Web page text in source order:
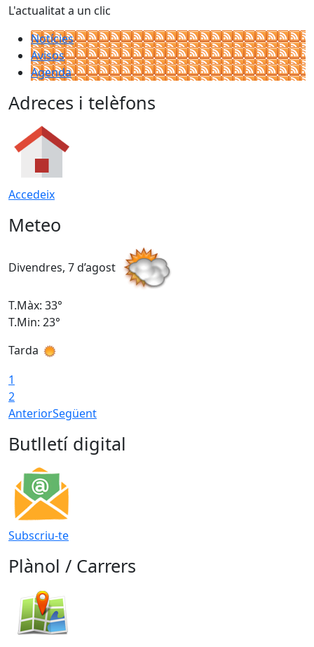
L'actualitat a un clic
Notícies
Avisos
Agenda
Adreces i telèfons
Accedeix
Meteo
Divendres, 7 d’agost
T.Màx: 33°
T.Min: 23°
Tarda
1
2
AnteriorSegüent
Butlletí digital
Subscriu-te
Plànol / Carrers